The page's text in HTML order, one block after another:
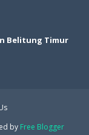
Belitung Timur
by Free Blogger